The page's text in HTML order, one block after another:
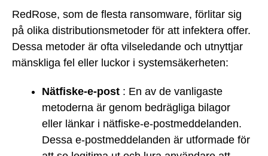
RedRose, som de flesta ransomware, förlitar sig
på olika distributionsmetoder för att infektera offer.
Dessa metoder är ofta vilseledande och utnyttjar
mänskliga fel eller luckor i systemsäkerheten:
Nätfiske-e-post : En av de vanligaste
metoderna är genom bedrägliga bilagor
eller länkar i nätfiske-e-postmeddelanden.
Dessa e-postmeddelanden är utformade för